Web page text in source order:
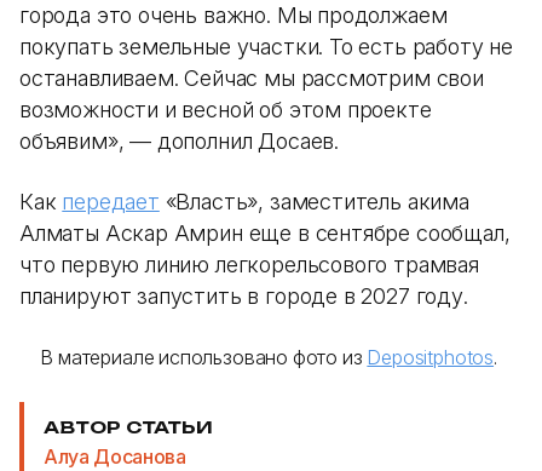
города это очень важно. Мы продолжаем
покупать земельные участки. То есть работу не
останавливаем. Сейчас мы рассмотрим свои
возможности и весной об этом проекте
объявим», — дополнил Досаев.
Как передает «Власть», заместитель акима
Алматы Аскар Амрин еще в сентябре сообщал,
что первую линию легкорельсового трамвая
планируют запустить в городе в 2027 году.
В материале использовано фото из Depositphotos.
АВТОР СТАТЬИ
Алуа Досанова